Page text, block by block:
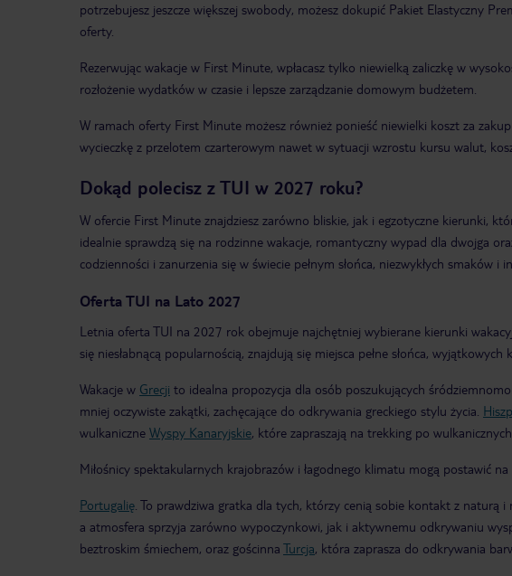
potrzebujesz jeszcze większej swobody, możesz dokupić Pakiet Elastyczny
oferty.
Rezerwując wakacje w First Minute, wpłacasz tylko niewielką zaliczkę w
rozłożenie wydatków w czasie i lepsze zarządzanie domowym budżetem.
W ramach oferty First Minute możesz również ponieść niewielki koszt za
wycieczkę z przelotem czarterowym nawet w sytuacji wzrostu kursu walut,
Dokąd polecisz z TUI w 2027 roku?
W ofercie First Minute znajdziesz zarówno bliskie, jak i egzotyczne kierunki,
idealnie sprawdzą się na rodzinne wakacje, romantyczny wypad dla dwojga
codzienności i zanurzenia się w świecie pełnym słońca, niezwykłych smaków i
Oferta TUI na Lato 2027
Letnia oferta TUI na 2027 rok obejmuje najchętniej wybierane kierunki
się niesłabnącą popularnością, znajdują się miejsca pełne słońca,
Wakacje w Grecji to idealna propozycja dla osób poszukujących
mniej oczywiste zakątki, zachęcające do odkrywania greckiego stylu życia.
wulkaniczne Wyspy Kanaryjskie, które zapraszają na trekking po
Miłośnicy spektakularnych krajobrazów i łagodnego klimatu mogą postawić na
Portugalię . To prawdziwa gratka dla tych, którzy cenią sobie kontakt z naturą
a atmosfera sprzyja zarówno wypoczynkowi, jak i aktywnemu odkrywaniu
beztroskim śmiechem, oraz gościnna Turcja, która zaprasza do odkrywania